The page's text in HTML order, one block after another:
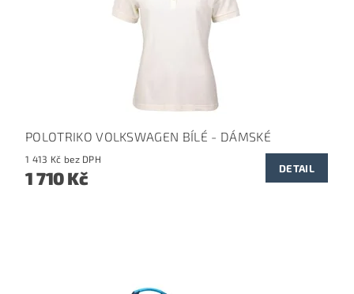
POLOTRIKO VOLKSWAGEN BÍLÉ - DÁMSKÉ
1 413 Kč bez DPH
1 710 Kč DETAIL